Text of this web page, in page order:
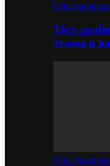
Тест-
этапы и